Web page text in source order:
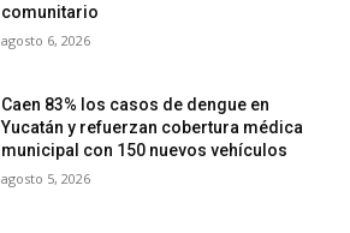
comunitario
agosto 6, 2026
Caen 83% los casos de dengue en
Yucatán y refuerzan cobertura médica
municipal con 150 nuevos vehículos
agosto 5, 2026